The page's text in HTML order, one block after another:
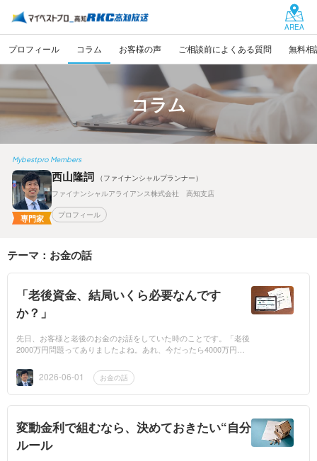
AREA
プロフィール コラム お客様の声 ご相談前によくある質問 無料相
コラム
Mybestpro Members
専門家
西山隆詞
（ファイナンシャルプランナー）
ファイナンシャルアライアンス株式会社 高知支店
プロフィール
テーマ：お金の話
「老後資金、結局いくら必要なんです
か？」
先日、お客様と老後のお金のお話をしていた時のことです。「老後
2000万円問題ってありましたよね。あれ、今だったら4000万円く
たしかに最近...
2026-06-01 お金の話
変動金利で組むなら、決めておきたい“自分
ルール